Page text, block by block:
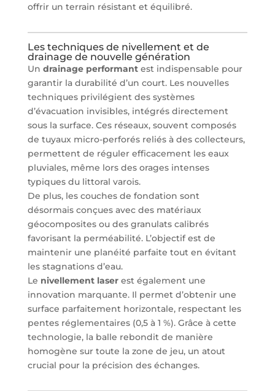
offrir un terrain résistant et équilibré.
Les techniques de nivellement et de
drainage de nouvelle génération
Un drainage performantest indispensable pour
garantir la durabilité d’un court. Les nouvelles
techniques privilégient des systèmes
d’évacuation invisibles, intégrés directement
sous la surface. Ces réseaux, souvent composés
de tuyaux micro-perforés reliés à des collecteurs,
permettent de réguler efficacement les eaux
pluviales, même lors des orages intenses
typiques du littoral varois.
De plus, les couches de fondation sont
désormais conçues avec des matériaux
géocomposites ou des granulats calibrés
favorisant la perméabilité. L’objectif est de
maintenir une planéité parfaite tout en évitant
les stagnations d’eau.
Le nivellement laserest également une
innovation marquante. Il permet d’obtenir une
surface parfaitement horizontale, respectant les
pentes réglementaires (0,5 à 1 %). Grâce à cette
technologie, la balle rebondit de manière
homogène sur toute la zone de jeu, un atout
crucial pour la précision des échanges.